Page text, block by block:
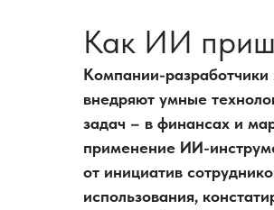
Как ИИ
Компании-разработчики
внедряют умные
задач – в финансах и
применение ИИ-
от инициатив
использования,